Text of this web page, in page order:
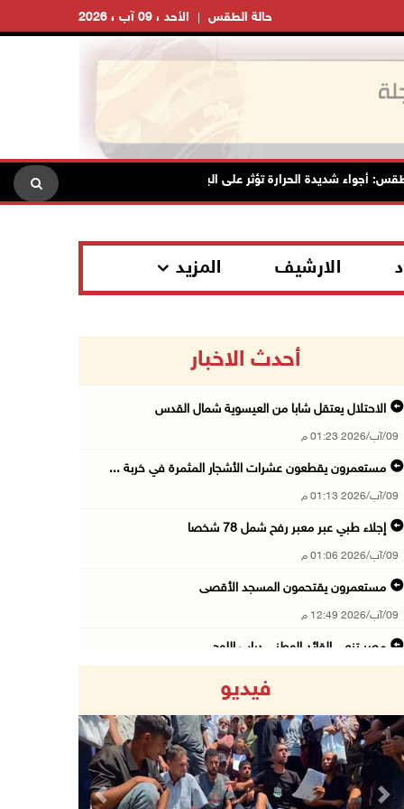
الأحد ، 09 آب ، 2026 حالة الطقس
شديدة الحرارة تؤثر على البلاد بدءا من اليوم مصر: تهجير
الارشيف المزيد
أحدث الاخبار
الاحتلال يعتقل شابا من العيسوية شمال القدس
09/آب/2026 01:23 م
مستعمرون يقطعون عشرات الأشجار المثمرة في خربة ...
09/آب/2026 01:13 م
إجلاء طبي عبر معبر رفح شمل 78 شخصا
09/آب/2026 01:06 م
مستعمرون يقتحمون المسجد الأقصى
09/آب/2026 12:49 م
مصر تنعى القائد الوطني دياب اللوح
09/آب/2026 12:17 م
حالات الإجهاض في غزة تتضاعف ثلاث مرات
09/آب/2026 12:12 م
فيديو
Previous Next